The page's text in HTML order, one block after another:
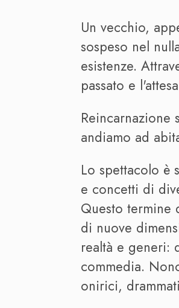
Un vecchio,
sospeso nel
esistenze.
passato e
Reincarnazione
andiamo ad
Lo spettacolo è
e concetti di
Questo termine
di nuove
realtà e generi:
commedia.
onirici,